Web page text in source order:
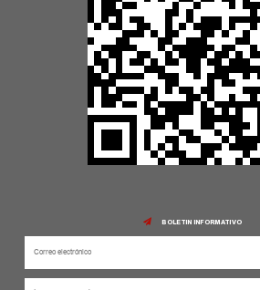
BOLETIN INFORMATIVO